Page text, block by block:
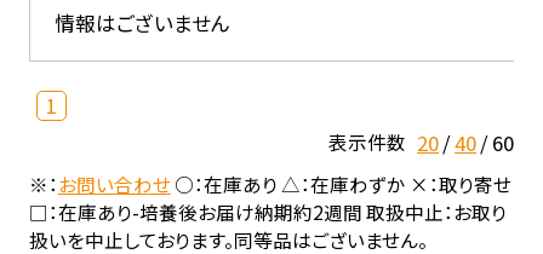
情報はございません
1
表示件数 20 40 60
※：お問い合わせ○：在庫あり △：在庫わずか ×：取り寄せ
□：在庫あり-培養後お届け納期約2週間 取扱中止：お取り
扱いを中止しております。同等品はございません。